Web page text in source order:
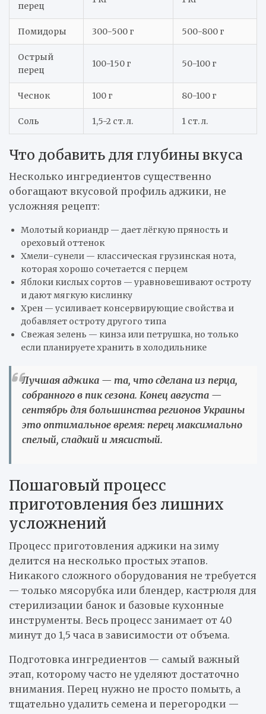
перец
Помидоры 300-500 г 500-800 г
Острый
перец
100-150 г 50-100 г
Чеснок 100 г 80-100 г
Соль 1,5-2 ст. л. 1 ст. л.
Что добавить для глубины вкуса
Несколько ингредиентов существенно
обогащают вкусовой профиль аджики, не
усложняя рецепт:
Молотый кориандр — дает лёгкую пряность и
ореховый оттенок
Хмели-сунели — классическая грузинская нота,
которая хорошо сочетается с перцем
Яблоки кислых сортов — уравновешивают остроту
и дают мягкую кислинку
Хрен — усиливает консервирующие свойства и
добавляет остроту другого типа
Свежая зелень — кинза или петрушка, но только
если планируете хранить в холодильнике
Лучшая аджика — та, что сделана из перца,
собранного в пик сезона. Конец августа —
сентябрь для большинства регионов Украины
это оптимальное время: перец максимально
спелый, сладкий и мясистый.
Пошаговый процесс
приготовления без лишних
усложнений
Процесс приготовления аджики на зиму
делится на несколько простых этапов.
Никакого сложного оборудования не требуется
— только мясорубка или блендер, кастрюля для
стерилизации банок и базовые кухонные
инструменты. Весь процесс занимает от 40
минут до 1,5 часа в зависимости от объема.
Подготовка ингредиентов — самый важный
этап, которому часто не уделяют достаточно
внимания. Перец нужно не просто помыть, а
тщательно удалить семена и перегородки —